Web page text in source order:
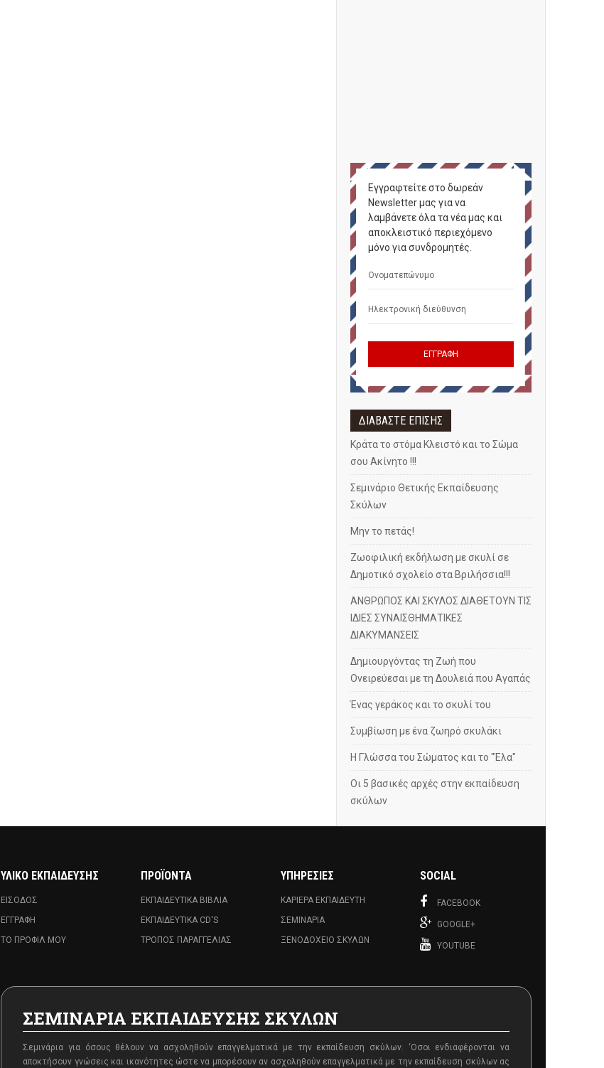
Εγγραφτείτε στο δωρεάν
Newsletter μας για να
λαμβάνετε όλα τα νέα μας και
αποκλειστικό περιεχόμενο
μόνο για συνδρομητές.
ΔΙΑΒΑΣΤΕ ΕΠΙΣΗΣ
Κράτα το στόμα Κλειστό και το Σώμα
σου Ακίνητο !!!
Σεμινάριο Θετικής Εκπαίδευσης
Σκύλων
Μην το πετάς!
Ζωοφιλική εκδήλωση με σκυλί σε
Δημοτικό σχολείο στα Βριλήσσια!!!
ΑΝΘΡΩΠΟΣ ΚΑΙ ΣΚΥΛΟΣ ΔΙΑΘΕΤΟΥΝ ΤΙΣ
ΙΔΙΕΣ ΣΥΝΑΙΣΘΗΜΑΤΙΚΕΣ
ΔΙΑΚΥΜΑΝΣΕΙΣ
Δημιουργόντας τη Ζωή που
Ονειρεύεσαι με τη Δουλειά που Αγαπάς
Ένας γεράκος και το σκυλί του
Συμβίωση με ένα ζωηρό σκυλάκι
Η Γλώσσα του Σώματος και το "Έλα"
Οι 5 βασικές αρχές στην εκπαίδευση
σκύλων
ΥΛΙΚΌ ΕΚΠΑΊΔΕΥΣΗΣ
ΕΊΣΟΔΟΣ
ΕΓΓΡΑΦΉ
ΤΟ ΠΡΟΦΊΛ ΜΟΥ
ΠΡΟΪΌΝΤΑ
ΕΚΠΑΙΔΕΥΤΙΚΆ ΒΙΒΛΊΑ
ΕΚΠΑΙΔΕΥΤΙΚΆ CD'S
ΤΡΌΠΟΣ ΠΑΡΑΓΓΕΛΊΑΣ
ΥΠΗΡΕΣΊΕΣ
ΚΑΡΙΈΡΑ ΕΚΠΑΙΔΕΥΤΉ
ΣΕΜΙΝΆΡΙΑ
ΞΕΝΟΔΟΧΕΊΟ ΣΚΎΛΩΝ
SOCIAL
FACEBOOK
GOOGLE+
YOUTUBE
ΣΕΜΙΝΑΡΙΑ ΕΚΠΑΙΔΕΥΣΗΣ ΣΚΥΛΩΝ
Σεμινάρια για όσους θέλουν να ασχοληθούν επαγγελματικά με την εκπαίδευση σκύλων. ‘Oσοι ενδιαφέρονται να
αποκτήσουν γνώσεις και ικανότητες ώστε να μπορέσουν αν ασχοληθούν επαγγελματικά με την εκπαίδευση σκύλων ας